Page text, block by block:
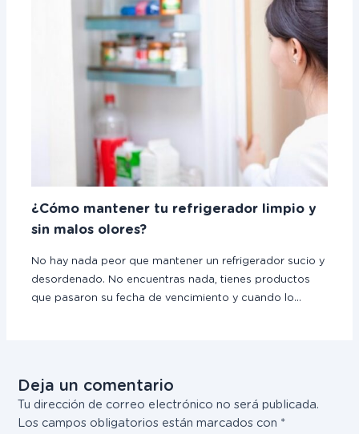
¿Cómo mantener tu refrigerador limpio y
sin malos olores?
No hay nada peor que mantener un refrigerador sucio y
desordenado. No encuentras nada, tienes productos
que pasaron su fecha de vencimiento y cuando lo…
Deja un comentario
Tu dirección de correo electrónico no será publicada.
Los campos obligatorios están marcados con *